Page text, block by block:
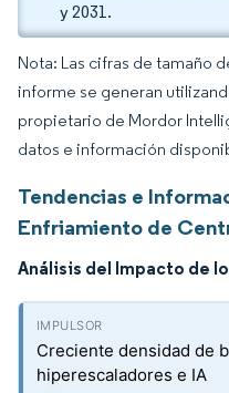
y 2031.
Nota: Las cifras de tamaño
informe se generan
propietario de Mordor
datos e información
Tendencias e
Enfriamiento de
Análisis del Impacto de
Creciente densidad de
hiperescaladores e IA